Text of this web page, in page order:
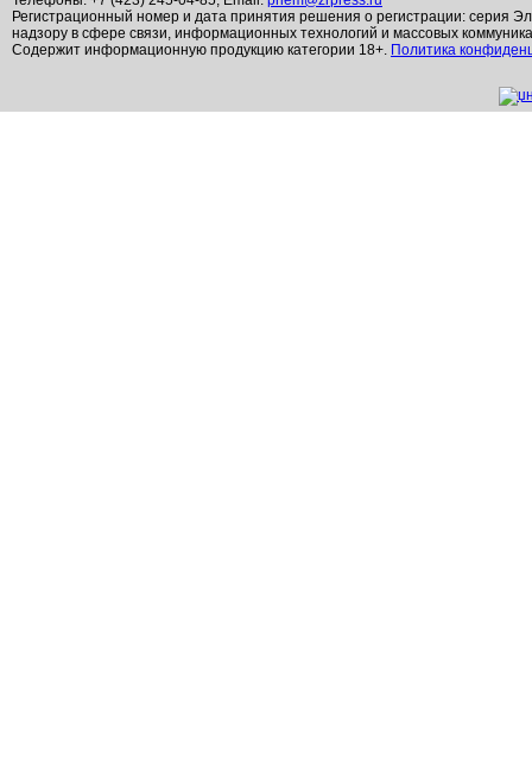
Регистрационный номер и дата принятия решения о регистрации: серия
надзору в сфере связи, информационных технологий и массовых
Содержит информационную продукцию категории 18+. Политика